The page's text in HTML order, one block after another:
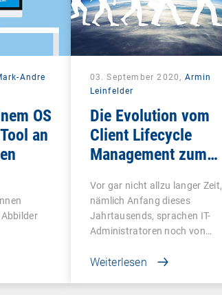
Andre
OS
an
03. September 2020, Armin
Leinfelder
Die Evolution vom
Client Lifecycle
Management zum
Management
Vor gar nicht allzu langer Zeit,
nämlich Anfang dieses
Jahrtausends, sprachen IT-
Administratoren noch von…
Weiterlesen